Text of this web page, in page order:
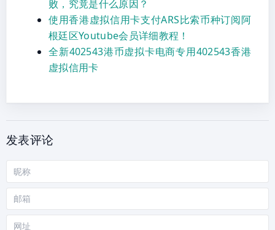
败，究竟是什么原因？
使用香港虚拟信用卡支付ARS比索币种订阅阿
根廷区Youtube会员详细教程！
全新402543港币虚拟卡电商专用402543香港
虚拟信用卡
发表评论
昵
称
邮
箱
网